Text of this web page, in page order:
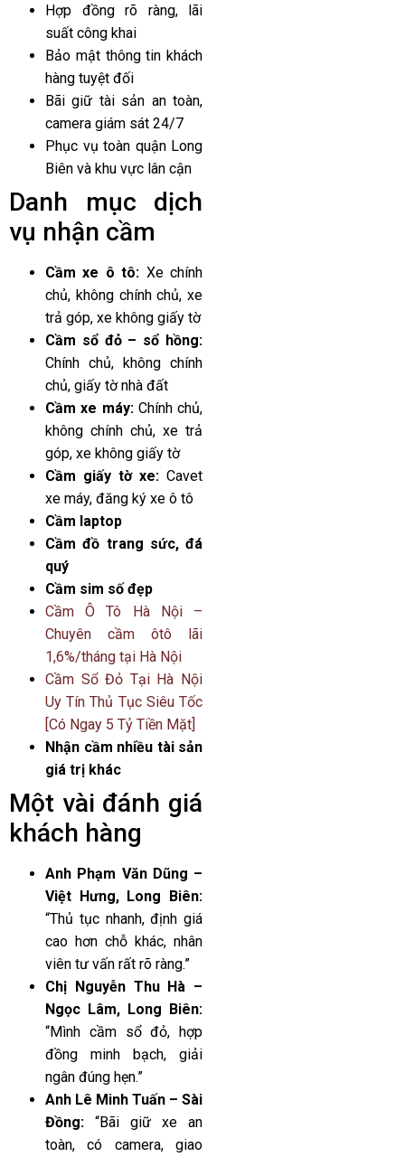
Hợp đồng rõ ràng, lãi
suất công khai
Bảo mật thông tin khách
hàng tuyệt đối
Bãi giữ tài sản an toàn,
camera giám sát 24/7
Phục vụ toàn quận Long
Biên và khu vực lân cận
Danh mục dịch
vụ nhận cầm
Cầm xe ô tô: Xe chính
chủ, không chính chủ, xe
trả góp, xe không giấy tờ
Cầm sổ đỏ – sổ hồng:
Chính chủ, không chính
chủ, giấy tờ nhà đất
Cầm xe máy:Chính chủ,
không chính chủ, xe trả
góp, xe không giấy tờ
Cầm giấy tờ xe: Cavet
xe máy, đăng ký xe ô tô
Cầm laptop
Cầm đồ trang sức, đá
quý
Cầm sim số đẹp
Cầm Ô Tô Hà Nội –
Chuyên cầm ôtô lãi
1,6%/tháng tại Hà Nội
Cầm Sổ Đỏ Tại Hà Nội
Uy Tín Thủ Tục Siêu Tốc
[Có Ngay 5 Tỷ Tiền Mặt]
Nhận cầm nhiều tài sản
giá trị khác
Một vài đánh giá
khách hàng
Anh Phạm Văn Dũng –
Việt Hưng, Long Biên:
“Thủ tục nhanh, định giá
cao hơn chỗ khác, nhân
viên tư vấn rất rõ ràng.”
Chị Nguyễn Thu Hà –
Ngọc Lâm, Long Biên:
“Mình cầm sổ đỏ, hợp
đồng minh bạch, giải
ngân đúng hẹn.”
Anh Lê Minh Tuấn – Sài
Đồng: “Bãi giữ xe an
toàn, có camera, giao